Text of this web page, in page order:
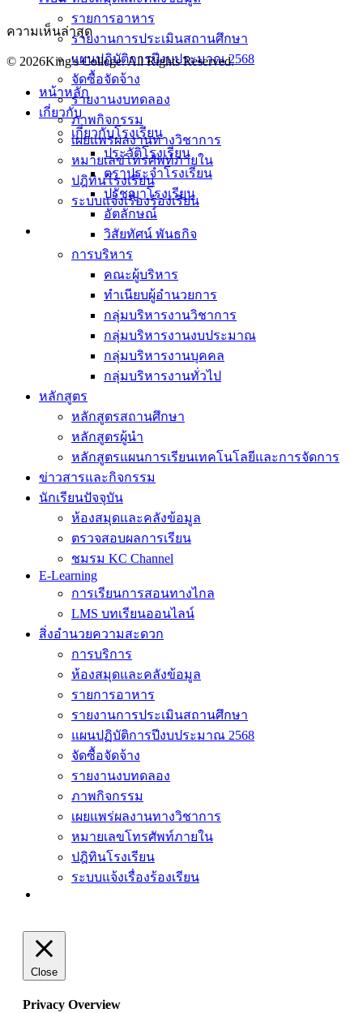
รายการอาหาร
รายงานการประเมินสถานศึกษา
แผนปฏิบัติการปีงบประมาณ 2568
จัดซื้อจัดจ้าง
รายงานงบทดลอง
ภาพกิจกรรม
เผยแพร่ผลงานทางวิชาการ
หมายเลขโทรศัพท์ภายใน
ปฎิทินโรงเรียน
ระบบแจ้งเรื่องร้องเรียน
ความเห็นล่าสุด
© 2026King's College. All Rights Reserved.
หน้าหลัก
เกี่ยวกับ
เกี่ยวกับโรงเรียน
ประวัติโรงเรียน
ตราประจำโรงเรียน
ปรัชญาโรงเรียน
อัตลักษณ์
วิสัยทัศน์ พันธกิจ
การบริหาร
คณะผู้บริหาร
ทำเนียบผู้อำนวยการ
กลุ่มบริหารงานวิชาการ
กลุ่มบริหารงานงบประมาณ
กลุ่มบริหารงานบุคคล
กลุ่มบริหารงานทั่วไป
หลักสูตร
หลักสูตรสถานศึกษา
หลักสูตรผู้นำ
หลักสูตรแผนการเรียนเทคโนโลยีและการจัดการ
ข่าวสารและกิจกรรม
นักเรียนปัจจุบัน
ห้องสมุดและคลังข้อมูล
ตรวจสอบผลการเรียน
ชมรม KC Channel
E-Learning
การเรียนการสอนทางไกล
LMS บทเรียนออนไลน์
สิ่งอำนวยความสะดวก
การบริการ
ห้องสมุดและคลังข้อมูล
รายการอาหาร
รายงานการประเมินสถานศึกษา
แผนปฏิบัติการปีงบประมาณ 2568
จัดซื้อจัดจ้าง
รายงานงบทดลอง
ภาพกิจกรรม
เผยแพร่ผลงานทางวิชาการ
หมายเลขโทรศัพท์ภายใน
ปฎิทินโรงเรียน
ระบบแจ้งเรื่องร้องเรียน
Close
Privacy Overview